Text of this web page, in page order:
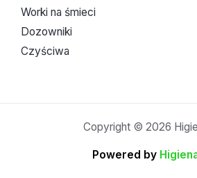
Worki na śmieci
Dozowniki
Czyściwa
Copyright © 2026
Powered by